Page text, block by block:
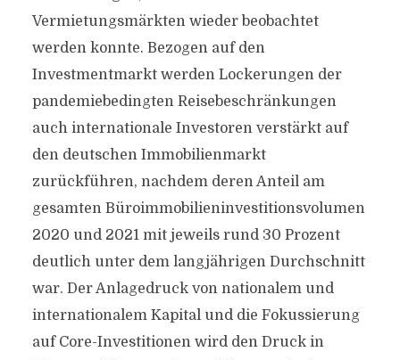
Vermietungsmärkten wieder beobachtet
werden konnte. Bezogen auf den
Investmentmarkt werden Lockerungen der
pandemiebedingten Reisebeschränkungen
auch internationale Investoren verstärkt auf
den deutschen Immobilienmarkt
zurückführen, nachdem deren Anteil am
gesamten Büroimmobilieninvestitionsvolumen
2020 und 2021 mit jeweils rund 30 Prozent
deutlich unter dem langjährigen Durchschnitt
war. Der Anlagedruck von nationalem und
internationalem Kapital und die Fokussierung
auf Core-Investitionen wird den Druck in